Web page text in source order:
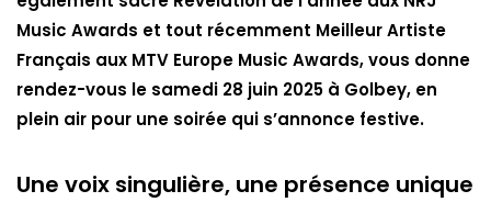
Music Awards et tout récemment Meilleur Artiste
Français aux MTV Europe Music Awards, vous donne
rendez-vous le samedi 28 juin 2025 à Golbey, en
plein air pour une soirée qui s’annonce festive.
Une voix singulière, une présence unique